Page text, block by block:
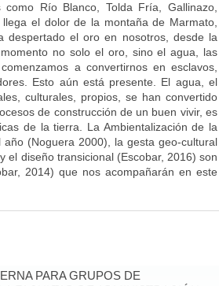
Río Blanco, Tolda Fría, Gallinazo,
el dolor de la montaña de Marmato,
despertado el oro en nosotros, desde la
no solo el oro, sino el agua, las
a convertirnos en esclavos,
Esto aún está presente. El agua, el
culturales, propios, se han convertido
de construcción de un buen vivir, es
de la tierra. La Ambientalización de la
(Noguera 2000), la gesta geo-cultural
el diseño transicional (Escobar, 2016) son
2014) que nos acompañarán en este
PARA GRUPOS DE